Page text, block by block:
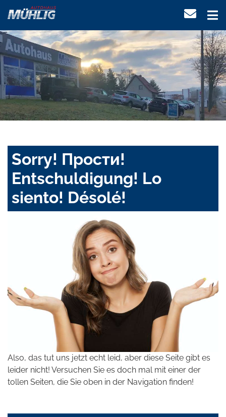
Sorry! Прости!
Entschuldigung! Lo
siento! Désolé!
Also, das tut uns jetzt echt leid, aber diese Seite gibt es
leider nicht! Versuchen Sie es doch mal mit einer der
tollen Seiten, die Sie oben in der Navigation finden!